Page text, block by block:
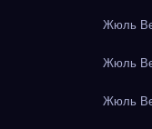
Жюль
Жюль
Жюль